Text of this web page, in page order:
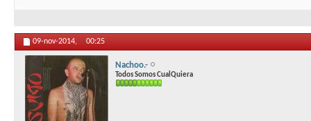
09-nov-2014, 00:25
Nachoo.-
Todos Somos CualQuiera